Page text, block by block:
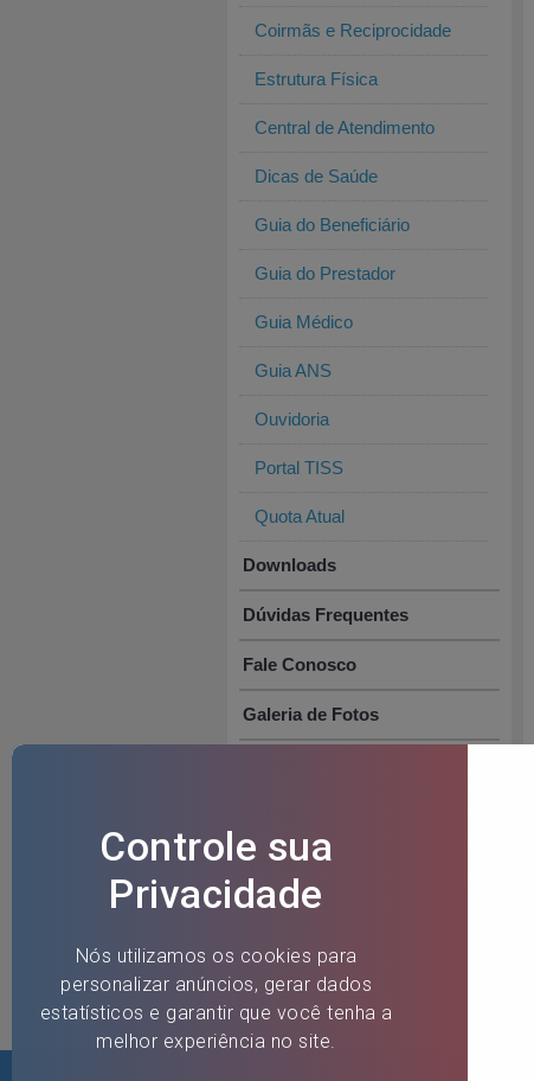
Coirmãs e Reciprocidade
Estrutura Física
Central de Atendimento
Dicas de Saúde
Guia do Beneficiário
Guia do Prestador
Guia Médico
Guia ANS
Ouvidoria
Portal TISS
Quota Atual
Downloads
Dúvidas Frequentes
Fale Conosco
Galeria de Fotos
Sites úteis